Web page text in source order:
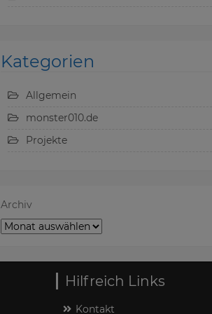
Kategorien
Allgemein
monster010.de
Projekte
Archiv
Hilfreich Links
Kontakt